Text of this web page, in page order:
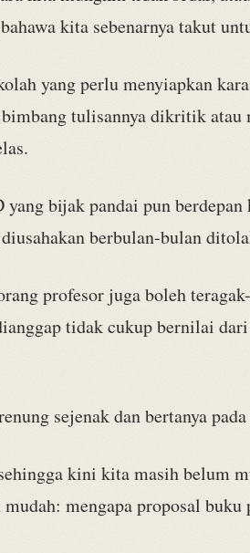
kita sebenarnya takut
yang perlu menyiapkan
tulisannya dikritik atau
yang bijak pandai pun
berbulan-bulan
profesor juga boleh
tidak cukup bernilai
sejenak dan bertanya
kini kita masih belum
mengapa proposal